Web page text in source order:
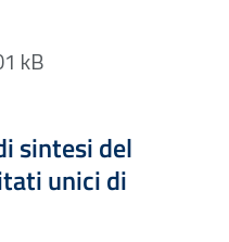
388.01 kB
kB
sintesi del
unici di
591.05 kB